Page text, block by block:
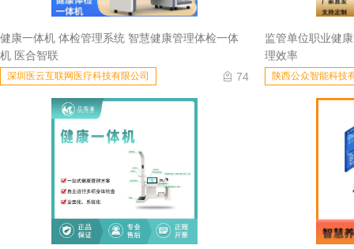
健康一体机 体检管理系统 智慧健康管理体检一体
机 医合智联
深圳医云互联网医疗科技有限公司 74
监管单位职业健
理效率
陕西公众智能科技